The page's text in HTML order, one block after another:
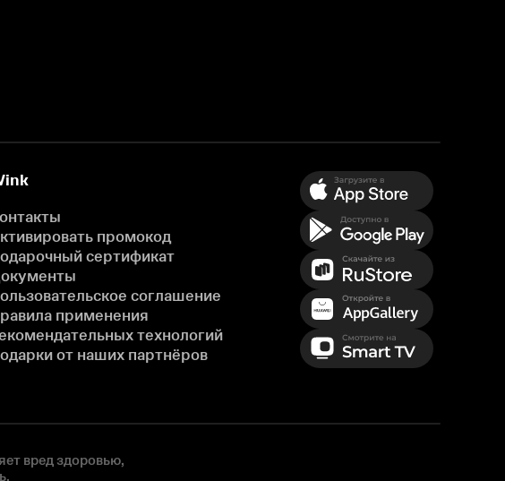
промокод
сертификат
соглашение
применения
технологий
от наших партнёров
вред здоровью,